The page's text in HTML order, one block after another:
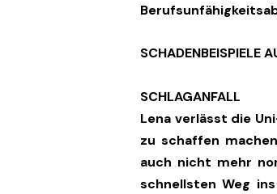
SCHADENBEISPIELE
SCHLAGANFALL
Lena verlässt die
zu schaffen
auch nicht mehr
schnellsten Weg